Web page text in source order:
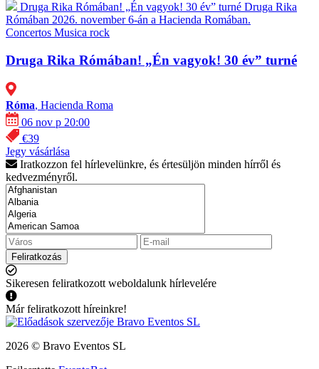
Druga Rika Rómában! „Én vagyok! 30 év” turné Druga Rika
Rómában 2026. november 6-án a Hacienda Romában.
Concertos Musica rock
Druga Rika Rómában! „Én vagyok! 30 év” turné
Róma, Hacienda Roma
06 nov p 20:00
€39
Jegy vásárlása
Iratkozzon fel hírlevelünkre, és értesüljön minden hírről és
kedvezményről.
Feliratkozás
Sikeresen feliratkozott weboldalunk hírlevelére
Már feliratkozott híreinkre!
2026 © Bravo Eventos SL